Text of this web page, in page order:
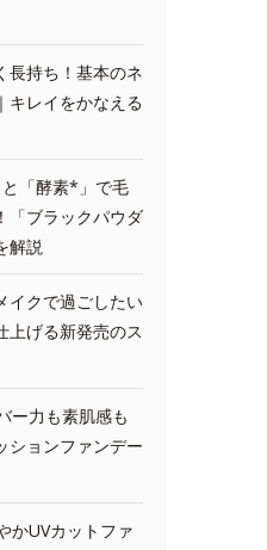
長持ち！基本のネ
キレイをかなえる
と「酵素*」で毛
「ブラックパウダ
解説
イクで過ごしたい
上げる新発売のス
ー力も素肌感も
ションファンデー
かUVカットファ